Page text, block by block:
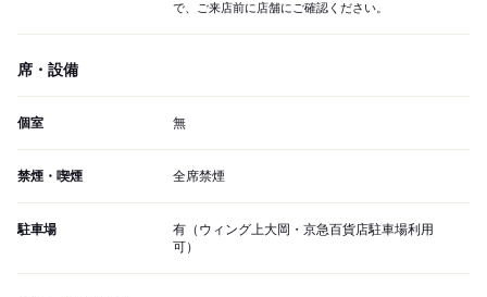
で、ご来店前に店舗にご確認ください。
席・設備
個室 無
禁煙・喫煙 全席禁煙
駐車場
有（ウィング上大岡・京急百貨店駐車場利用
可）